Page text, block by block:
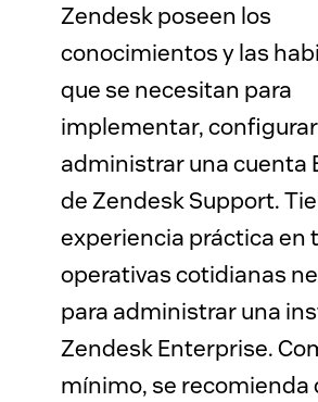
Zendesk poseen los
conocimientos y las
que se necesitan para
implementar,
administrar una cuenta
de Zendesk Support.
experiencia práctica en
operativas cotidianas
para administrar una
Zendesk Enterprise.
mínimo, se recomienda